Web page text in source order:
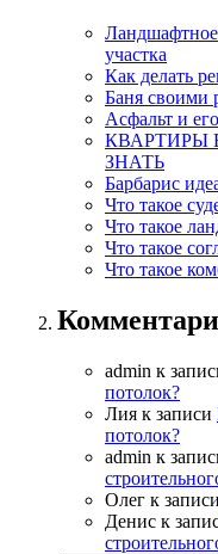
Ландшафтное
участка
Как делать
Баня своими
Асфальт и
КВАРТИРЫ
ЗНАТЬ
Барбарис
Что такое
Что такое
Что такое
Что такое
admin к
потолок?
Лия к записи
потолок?
admin к
Олег к записи
Денис к